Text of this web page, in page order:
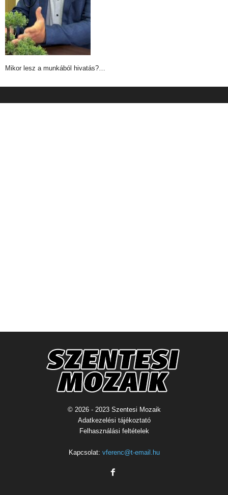
Mikor lesz a munkából hivatás?…
© 2026 - 2023 Szentesi Mozaik
Adatkezelési tájékoztató
Felhasználási feltételek
Kapcsolat: vferenc@t-email.hu